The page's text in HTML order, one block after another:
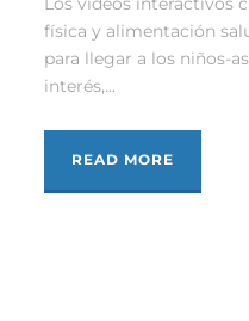
física y alimentación
para llegar a los niños-
interés,...
READ MORE